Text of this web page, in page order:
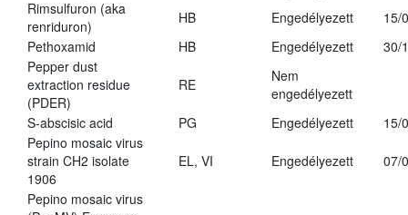
Rimsulfuron (aka
renriduron)
HB Engedélyezett
15/
Pethoxamid
HB Engedélyezett
30/
Pepper dust
extraction residue
(PDER)
RE
Nem
engedélyezett
S-abscisic acid
PG Engedélyezett
15/
Pepino mosaic virus
strain CH2 isolate
1906
EL, VI Engedélyezett 07/
Pepino mosaic virus